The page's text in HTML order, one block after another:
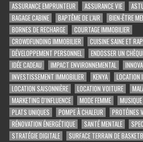
ASSURANCE EMPRUNTEUR
ASSURANCE VIE
BAGAGE CABINE
BAPTÊME DE L'AIR
BIEN-ÊTRE
BORNES DE RECHARGE
COURTAGE IMMOBILIER
CROWDFUNDING IMMOBILIER
CUISINE SAINE ET
DÉVELOPPEMENT PERSONNEL
ENDOSSER UN
IDÉE CADEAU
IMPACT ENVIRONNEMENTAL
INVESTISSEMENT IMMOBILIER
KENYA
LOCATION
LOCATION SAISONNIÈRE
LOCATION VOITURE
MARKETING D'INFLUENCE
MODE FEMME
PLATS UNIQUES
POMPE À CHALEUR
PROTÉINES
RÉNOVATION ÉNERGÉTIQUE
SANTÉ MENTALE
STRATÉGIE DIGITALE
SURFACE TERRAIN DE